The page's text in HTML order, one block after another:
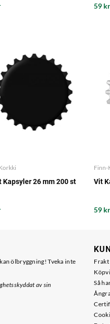
59 kr
Kapsyler 26 mm 200 st
Finn-
Vit
59 kr
ölbryggning! Tveka inte
av sin
Frakt
Så